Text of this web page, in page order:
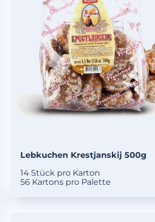
Lebkuchen Krestjanskij 500g
14 Stück pro Karton
56 Kartons pro Palette